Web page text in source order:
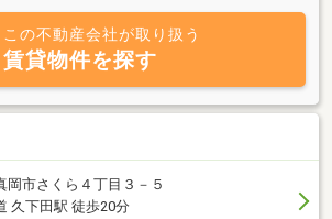
この不動産会社が取り扱う
賃貸物件を探す
岡市さくら４丁目３－５
久下田駅 徒歩20分